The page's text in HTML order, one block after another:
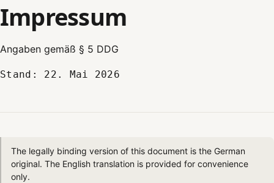
Impressum
Angaben gemäß § 5 DDG
Stand: 22. Mai 2026
The legally binding version of this document is the German
original. The English translation is provided for convenience
only.